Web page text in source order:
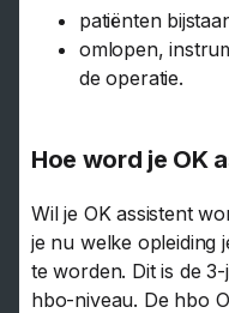
patiënten
omlopen,
de operatie.
Hoe word je OK
Wil je OK assistent
je nu welke opleiding
te worden. Dit is de
hbo-niveau. De hbo